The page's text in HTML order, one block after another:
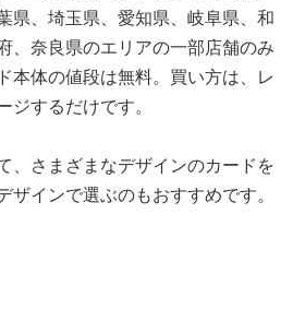
県、埼玉県、愛知県、岐阜県、和
、奈良県のエリアの一部店舗のみ
本体の値段は無料。買い方は、レ
ジするだけです。
、さまざまなデザインのカードを
ザインで選ぶのもおすすめです。